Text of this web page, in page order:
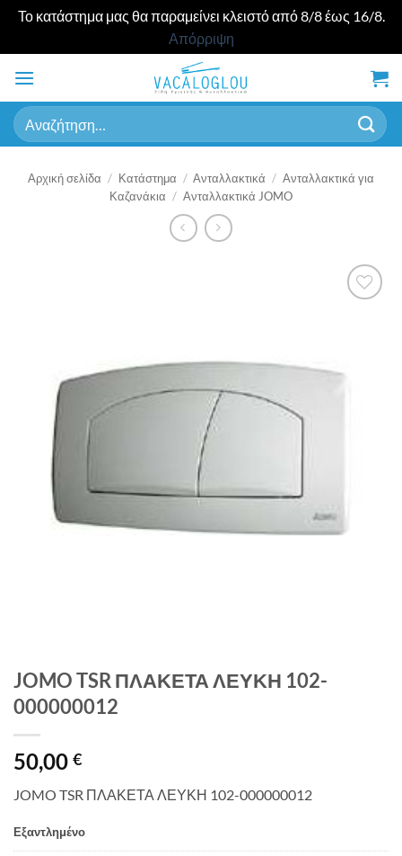
Το κατάστημα μας θα παραμείνει κλειστό από 8/8 έως 16/8.
Απόρριψη
στο
περιεχόμενο
Αναζήτηση
για:
Αρχική σελίδα / Κατάστημα / Ανταλλακτικά / Ανταλλακτικά για
Καζανάκια / Ανταλλακτικά JOMO
JOMO TSR ΠΛΑΚΕΤΑ ΛΕΥΚΗ 102-
000000012
50,00 €
JOMO TSR ΠΛΑΚΕΤΑ ΛΕΥΚΗ 102-000000012
Εξαντλημένο